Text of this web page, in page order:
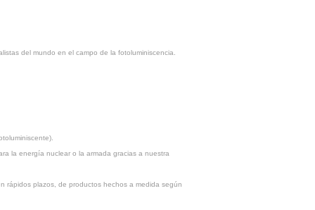
del mundo en el campo de la fotoluminiscencia.
la energía nuclear o la armada gracias a nuestra
rápidos plazos, de productos hechos a medida según